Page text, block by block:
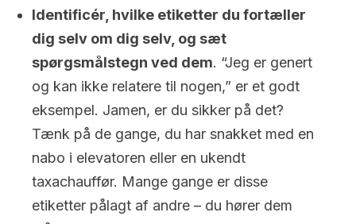
Identificér, hvilke etiketter du fortæller
dig selv om dig selv, og sæt
spørgsmålstegn ved dem. “Jeg er genert
og kan ikke relatere til nogen,” er et godt
eksempel. Jamen, er du sikker på det?
Tænk på de gange, du har snakket med en
nabo i elevatoren eller en ukendt
taxachauffør. Mange gange er disse
etiketter pålagt af andre – du hører dem